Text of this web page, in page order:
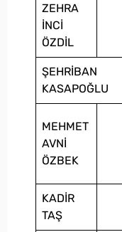
ZEHRA
İNCİ
ÖZDİL
ŞEHRİBAN
KASAPOĞLU
MEHMET
AVNİ
ÖZBEK
KADİR
TAŞ